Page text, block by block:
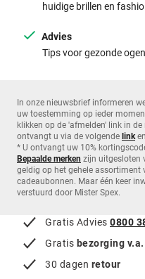
huidige brillen en
Advies
Tips voor gezonde ogen
In onze nieuwsbrief informeren
uw toestemming op ieder
klikken op de 'afmelden' link in
ontvangt u via de volgende link
* U ontvangt uw 10%
Bepaalde merken zijn uitgesloten
geldig op het gehele assortiment
cadeaubonnen. Maar één keer
verstuurd door Mister Spex.
Gratis Advies 0800
Gratis bezorging
30 dagen retour